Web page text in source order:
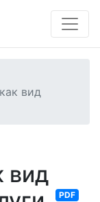
вид
вид
PDF